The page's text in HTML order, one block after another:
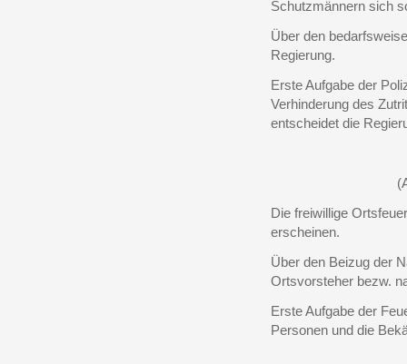
Schutzmännern sich
Über den
Regierung.
Erste Aufgabe der
Verhinderung des
entscheidet die
Die freiwillige
erscheinen.
Über den Beizug der
Ortsvorsteher bezw.
Erste Aufgabe der
Personen und die